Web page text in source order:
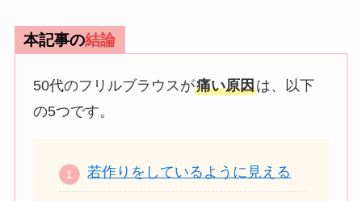
本記事の結論
50代のフリルブラウスが痛い原因は、以下
の5つです。
若作りをしているように見える